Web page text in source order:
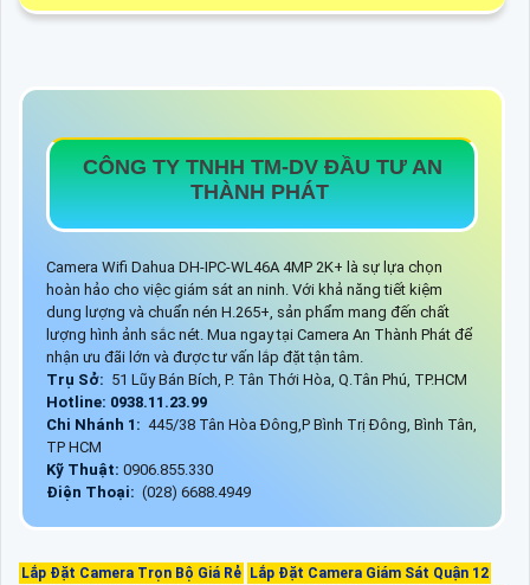
CÔNG TY TNHH TM-DV ĐẦU TƯ AN
THÀNH PHÁT
Camera Wifi Dahua DH-IPC-WL46A 4MP 2K+ là sự lựa chọn
hoàn hảo cho việc giám sát an ninh. Với khả năng tiết kiệm
dung lượng và chuẩn nén H.265+, sản phẩm mang đến chất
lượng hình ảnh sắc nét. Mua ngay tại Camera An Thành Phát để
nhận ưu đãi lớn và được tư vấn lắp đặt tận tâm.
Trụ Sở: 51 Lũy Bán Bích, P. Tân Thới Hòa, Q.Tân Phú, TP.HCM
Hotline: 0938.11.23.99
Chi Nhánh 1: 445/38 Tân Hòa Đông,P Bình Trị Đông, Bình Tân,
TP HCM
Kỹ Thuật: 0906.855.330
Điện Thoại: (028) 6688.4949
Lắp Đặt Camera Trọn Bộ Giá Rẻ Lắp Đặt Camera Giám Sát Quận 12